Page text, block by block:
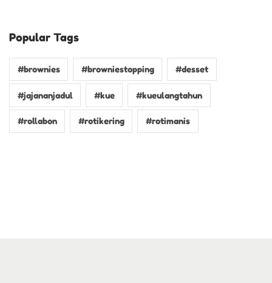
Popular Tags
#brownies #browniestopping #desset
#jajananjadul #kue #kueulangtahun
#rollabon #rotikering #rotimanis